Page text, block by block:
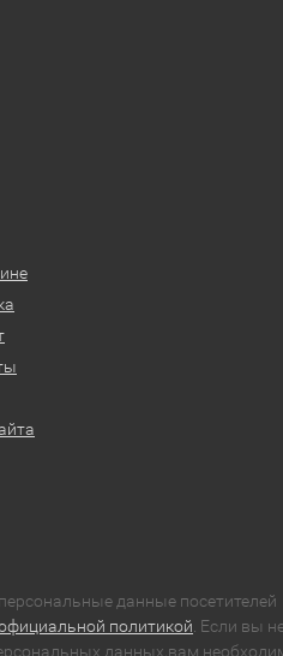
данные посетителей
политикой . Если вы
данных,вам